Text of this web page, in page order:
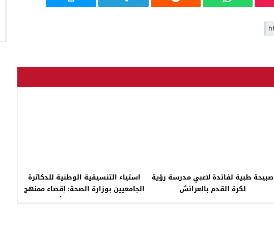
صبيحة طبية لفائدة لاعبي مدرسة رؤية
لكرة القدم بالعرائش
استياء التنسيقية الوطنية للدكاترة
الجامعيين بوزارة الصحة: إقصاء ممنهج
ومطالبة بإصدار نظام أساسي